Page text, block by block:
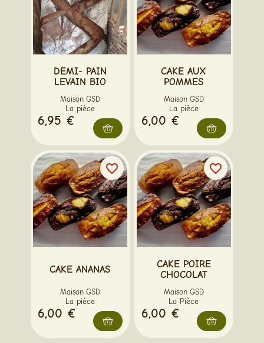
DEMI- PAIN
LEVAIN BIO
Maison GSD
La pièce
6,95 €
CAKE AUX
POMMES
Maison GSD
La pièce
6,00 €
CAKE ANANAS
Maison GSD
La pièce
6,00 €
favorite_border
CAKE POIRE
CHOCOLAT
Maison GSD
La Pièce
6,00 €
favorite_border